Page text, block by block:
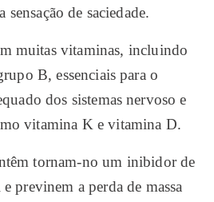
sensação de saciedade.
muitas vitaminas, incluindo
B, essenciais para o
dos sistemas nervoso e
vitamina K e vitamina D.
tornam-no um inibidor de
previnem a perda de massa